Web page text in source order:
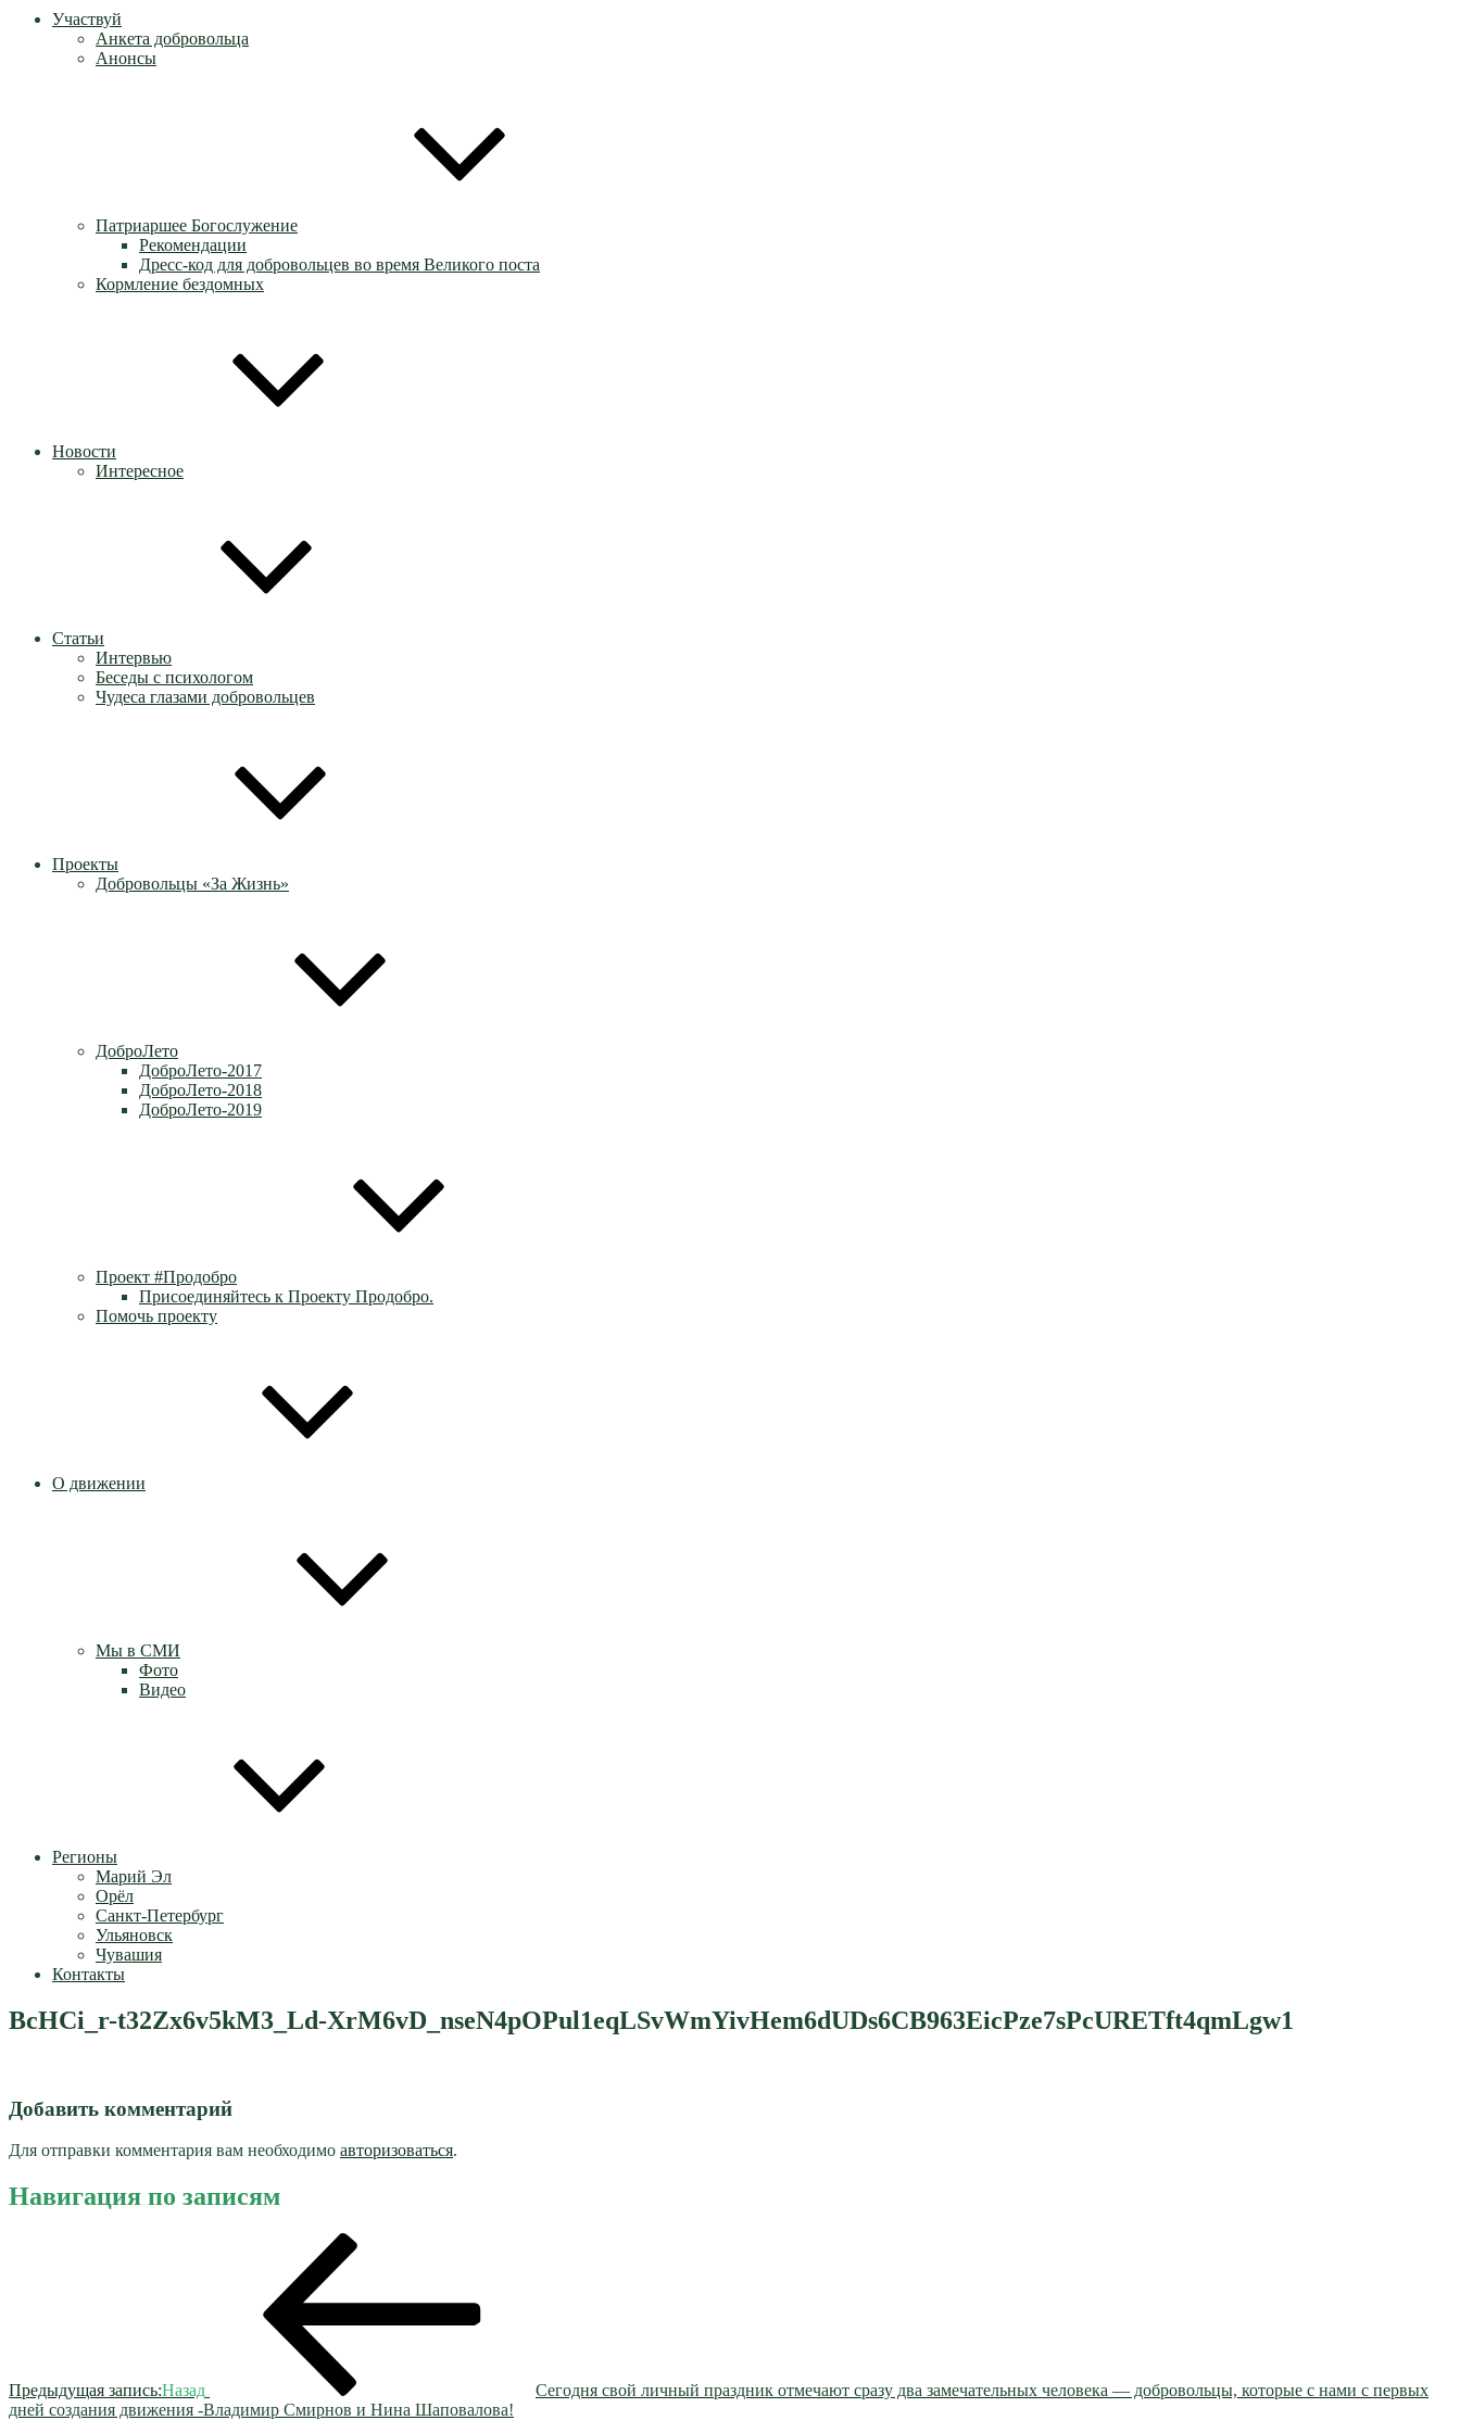
Участвуй
Анкета добровольца
Анонсы
Патриаршее Богослужение
Рекомендации
Дресс-код для добровольцев во время Великого поста
Кормление бездомных
Новости
Интересное
Статьи
Интервью
Беседы с психологом
Чудеса глазами добровольцев
Проекты
Добровольцы «За Жизнь»
ДоброЛето
ДоброЛето-2017
ДоброЛето-2018
ДоброЛето-2019
Проект #Продобро
Присоединяйтесь к Проекту Продобро.
Помочь проекту
О движении
Мы в СМИ
Фото
Видео
Регионы
Марий Эл
Орёл
Санкт-Петербург
Ульяновск
Чувашия
Контакты
BcHCi_r-t32Zx6v5kM3_Ld-XrM6vD_nseN4pOPul1eqLSvWmYivHem6dUDs6CB963EicPze7sPcURETft4qmLgw1
Добавить комментарий
Для отправки комментария вам необходимо авторизоваться.
Навигация по записям
Предыдущая запись:Назад
Сегодня свой личный праздник отмечают сразу два замечательных человека — добровольцы, которые с нами с первых
дней создания движения -Владимир Смирнов и Нина Шаповалова!